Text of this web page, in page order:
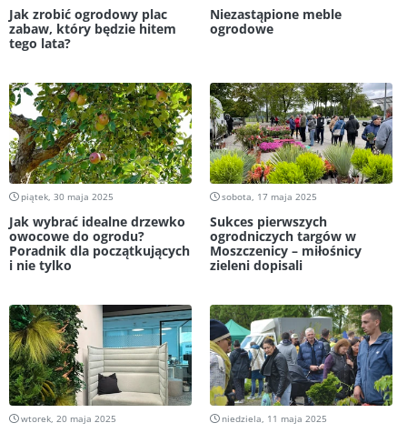
Jak zrobić ogrodowy plac
zabaw, który będzie hitem
tego lata?
Niezastąpione meble
ogrodowe
piątek, 30 maja 2025
Jak wybrać idealne drzewko
owocowe do ogrodu?
Poradnik dla początkujących
i nie tylko
sobota, 17 maja 2025
Sukces pierwszych
ogrodniczych targów w
Moszczenicy – miłośnicy
zieleni dopisali
wtorek, 20 maja 2025 niedziela, 11 maja 2025